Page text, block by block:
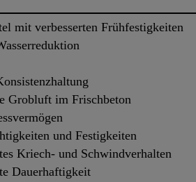
mit verbesserten Frühfestigkeiten
Grobluft im Frischbeton
und Festigkeiten
Kriech- und Schwindverhalten
Dauerhaftigkeit